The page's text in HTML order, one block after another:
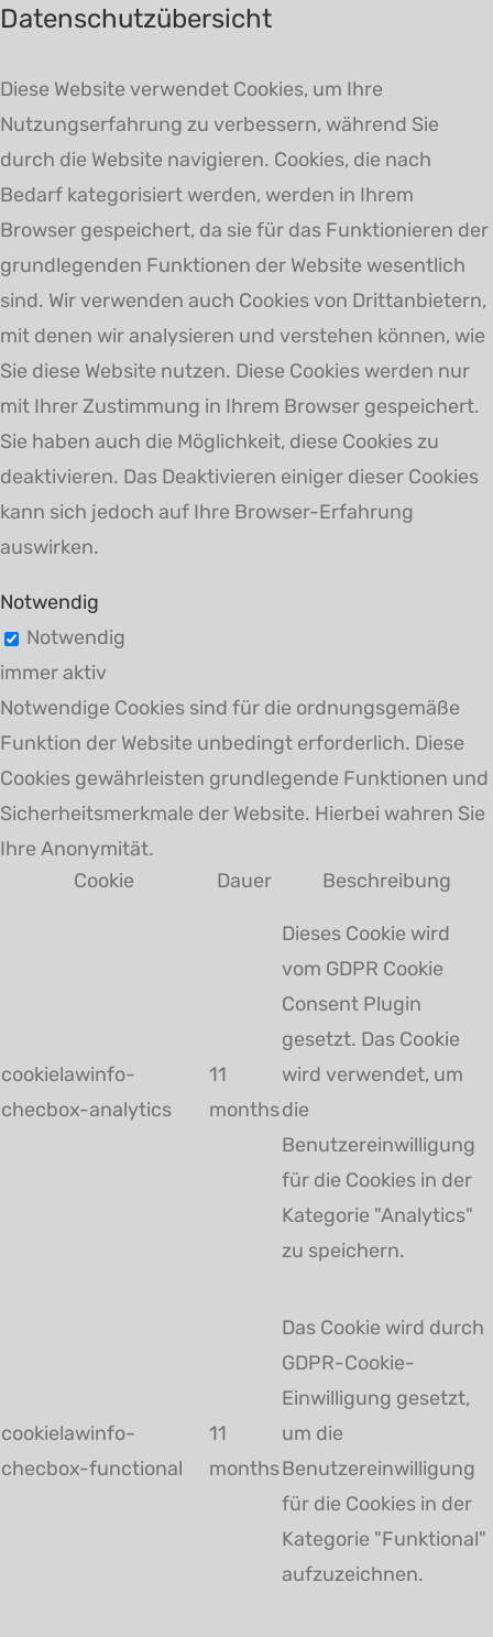
Datenschutzübersicht
Diese Website verwendet Cookies, um Ihre
Nutzungserfahrung zu verbessern, während Sie
durch die Website navigieren. Cookies, die nach
Bedarf kategorisiert werden, werden in Ihrem
Browser gespeichert, da sie für das Funktionieren der
grundlegenden Funktionen der Website wesentlich
sind. Wir verwenden auch Cookies von Drittanbietern,
mit denen wir analysieren und verstehen können, wie
Sie diese Website nutzen. Diese Cookies werden nur
mit Ihrer Zustimmung in Ihrem Browser gespeichert.
Sie haben auch die Möglichkeit, diese Cookies zu
deaktivieren. Das Deaktivieren einiger dieser Cookies
kann sich jedoch auf Ihre Browser-Erfahrung
auswirken.
Notwendig
Notwendig
immer aktiv
Notwendige Cookies sind für die ordnungsgemäße
Funktion der Website unbedingt erforderlich. Diese
Cookies gewährleisten grundlegende Funktionen und
Sicherheitsmerkmale der Website. Hierbei wahren Sie
Ihre Anonymität.
Cookie
Dauer Beschreibung
cookielawinfo-
checbox-analytics
11
months
Dieses Cookie wird
vom GDPR Cookie
Consent Plugin
gesetzt. Das Cookie
wird verwendet, um
die
Benutzereinwilligung
für die Cookies in der
Kategorie "Analytics"
zu speichern.
cookielawinfo-
checbox-functional
11
months
Das Cookie wird durch
GDPR-Cookie-
Einwilligung gesetzt,
um die
Benutzereinwilligung
für die Cookies in der
Kategorie "Funktional"
aufzuzeichnen.